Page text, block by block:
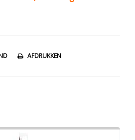
AFDRUKKEN